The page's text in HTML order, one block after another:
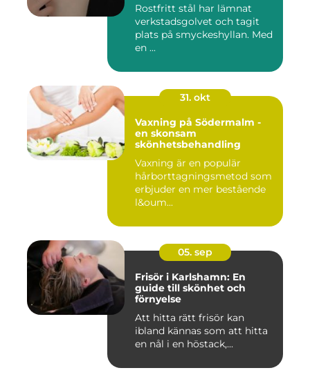
Rostfritt stål har lämnat
verkstadsgolvet och tagit
plats på smyckeshyllan. Med
en ...
31. okt
Vaxning på Södermalm -
en skonsam
skönhetsbehandling
Vaxning är en populär
hårborttagningsmetod som
erbjuder en mer bestående
l&oum...
05. sep
Frisör i Karlshamn: En
guide till skönhet och
förnyelse
Att hitta rätt frisör kan
ibland kännas som att hitta
en nål i en höstack,...